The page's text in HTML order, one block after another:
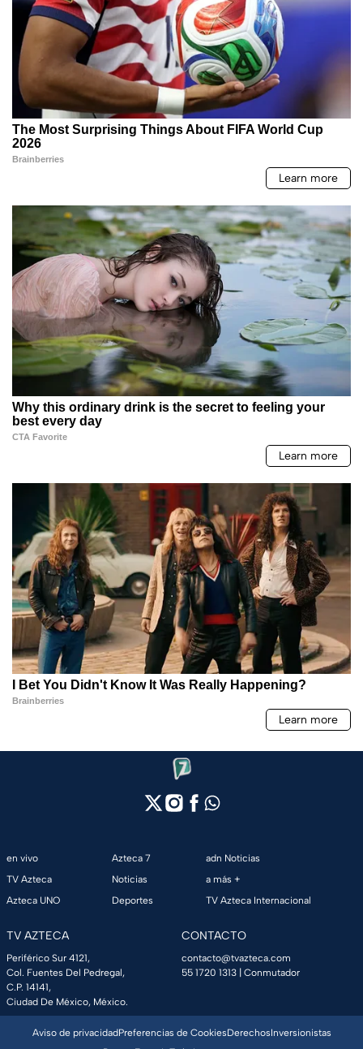
en vivo
TV Azteca
Azteca UNO
Azteca 7
Noticias
Deportes
adn Noticias
a más +
TV Azteca Internacional
TV AZTECA
Periférico Sur 4121,
Col. Fuentes Del Pedregal,
C.P. 14141,
Ciudad De México, México.
CONTACTO
contacto@tvazteca.com
55 1720 1313 | Conmutador
Aviso de privacidadPreferencias de CookiesDerechosInversionistas